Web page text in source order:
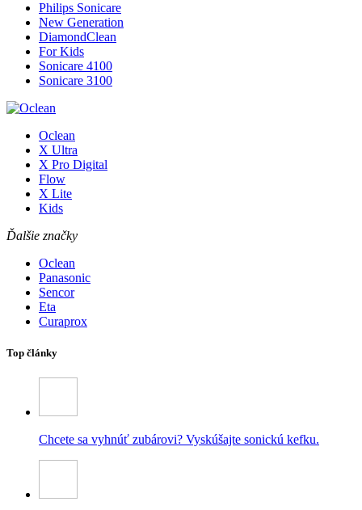
Philips Sonicare
New Generation
DiamondClean
For Kids
Sonicare 4100
Sonicare 3100
Oclean
X Ultra
X Pro Digital
Flow
X Lite
Kids
Ďalšie značky
Oclean
Panasonic
Sencor
Eta
Curaprox
Top články
Chcete sa vyhnúť zubárovi? Vyskúšajte sonickú kefku.